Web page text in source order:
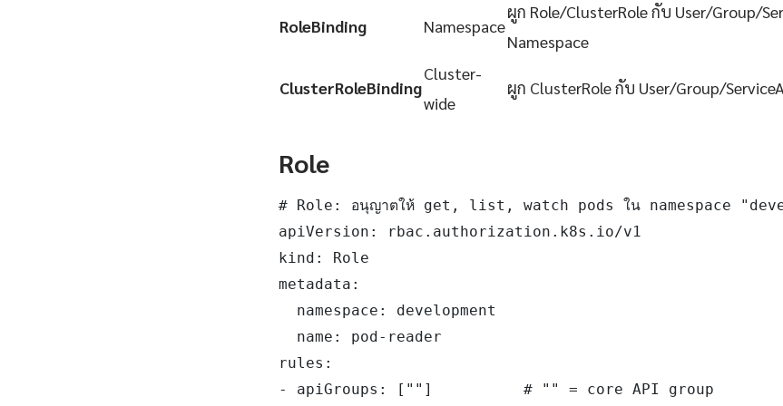
RoleBinding Namespace
ผูก Role/ClusterRole กับ User/Group/
Namespace
ClusterRoleBinding
Cluster-
wide
ผูก ClusterRole กับ User/Group/
Role
# Role: อนุญาตให้ get, list, watch pods ใน namespace
apiVersion: rbac.authorization.k8s.io/v1
kind: Role
metadata:
  namespace: development
  name: pod-reader
rules:
- apiGroups: [""]          # "" = core API group